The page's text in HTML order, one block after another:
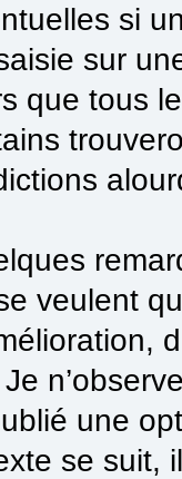
si
sur
que tous
veulent
une
se suit,